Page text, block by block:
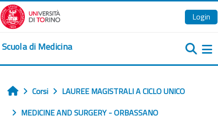
Vai al contenuto principale
Login
Scuola di Medicina
Home
Corsi
LAUREE MAGISTRALI A CICLO UNICO
MEDICINE AND SURGERY - ORBASSANO